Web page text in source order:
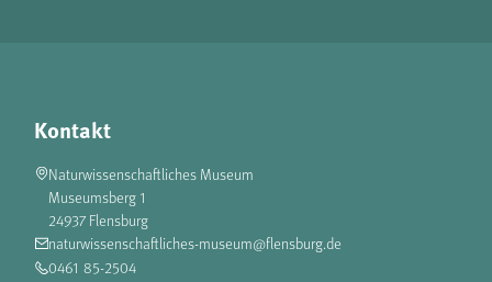
Kontakt
Naturwissenschaftliches Museum
Museumsberg 1
24937 Flensburg
naturwissenschaftliches-museum@flensburg.de
0461 85-2504